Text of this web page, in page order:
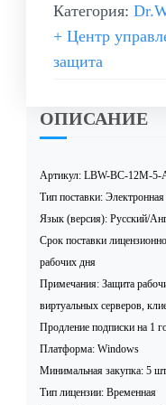
ОПИСАНИЕ
Артикул: LBW-BC-12M-5-
Тип поставки:
Язык (версия): Русский/
Срок поставки
рабочих дня
Примечания: Защита
виртуальных серверов,
Продление подписки на 1
Платформа: Windows
Минимальная закупка: 5 шт.
Тип лицензии: Временная
Категория:
+ Центр
защита